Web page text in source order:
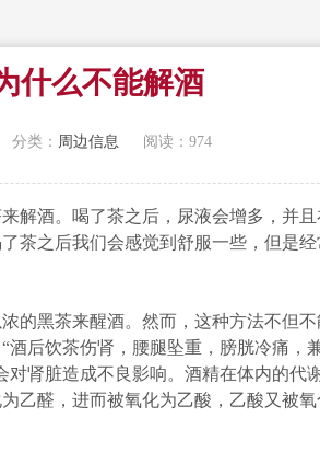
什么不能解酒
分类： 周边信息 阅读：974
酒。喝了茶之后，尿液会增多，并且
茶之后我们会感觉到舒服一些，但是
黑茶来醒酒。然而，这种方法不但不
酒后饮茶伤肾，腰腿坠重，膀胱冷痛，
肾脏造成不良影响。酒精在体内的代
乙醛，进而被氧化为乙酸，乙酸又被